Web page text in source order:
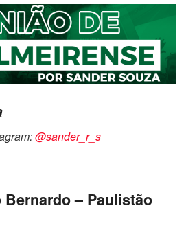
@sander_r_s
Bernardo – Paulistão